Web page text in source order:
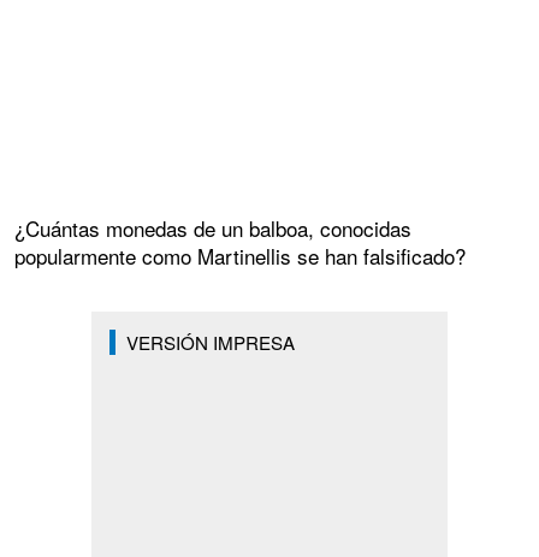
¿Cuántas monedas de un balboa, conocidas
popularmente como Martinellis se han falsificado?
VERSIÓN IMPRESA